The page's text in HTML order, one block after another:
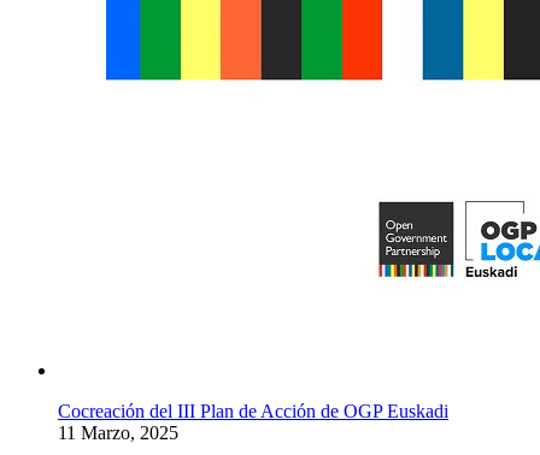
Cocreación del III Plan de Acción de OGP Euskadi
11 Marzo, 2025